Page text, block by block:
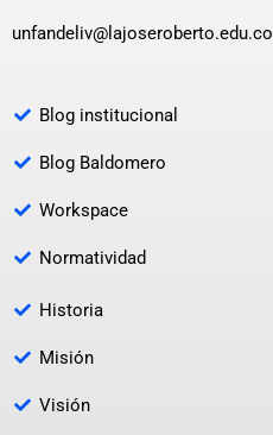
unfandeliv@lajoseroberto.edu.co
Blog institucional
Blog Baldomero
Workspace
Normatividad
Historia
Misión
Visión